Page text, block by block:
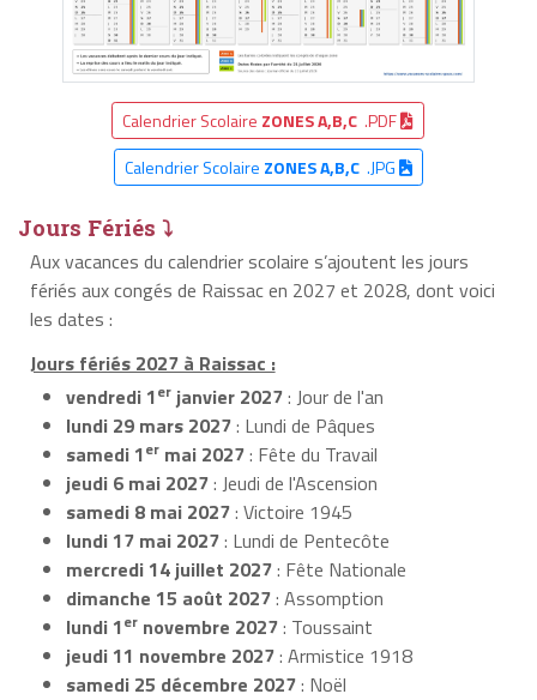
Calendrier Scolaire ZONES A,B,C .PDF
Calendrier Scolaire ZONES A,B,C.JPG
Jours Fériés ⤵
Aux vacances du calendrier scolaire s’ajoutent les jours
fériés aux congés de Raissac en 2027 et 2028, dont voici
les dates :
Jours fériés 2027 à Raissac :
vendredi 1er janvier 2027: Jour de l'an
lundi 29 mars 2027: Lundi de Pâques
samedi 1er mai 2027: Fête du Travail
jeudi 6 mai 2027: Jeudi de l'Ascension
samedi 8 mai 2027: Victoire 1945
lundi 17 mai 2027: Lundi de Pentecôte
mercredi 14 juillet 2027: Fête Nationale
dimanche 15 août 2027: Assomption
lundi 1er novembre 2027: Toussaint
jeudi 11 novembre 2027: Armistice 1918
samedi 25 décembre 2027: Noël